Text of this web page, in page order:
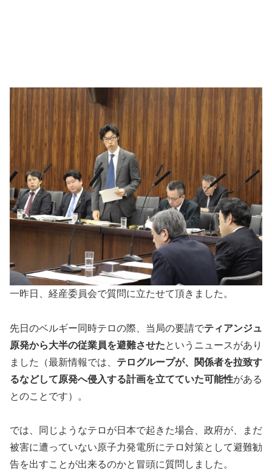
一昨日、経産委員会で質問に立たせて頂きました。
先日のベルギー同時テロの際、当局の要請でティアンジュ
原発から大半の従業員を避難させたというニュースがあり
ました（最新情報では、 テログループが、関係者を拉致す
るなどして原発へ侵入する計画を立てていた可能性がある
とのことです）。
では、同じようなテロが日本で起きた場合、政府が、まだ
被害に遭っていない原子力発電所にテロ対策として避難勧
告を出すことが出来るのかと冒頭に質問しました。